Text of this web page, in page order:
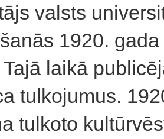
valsts
1920.
laikā
tulkojumus.
tulkoto